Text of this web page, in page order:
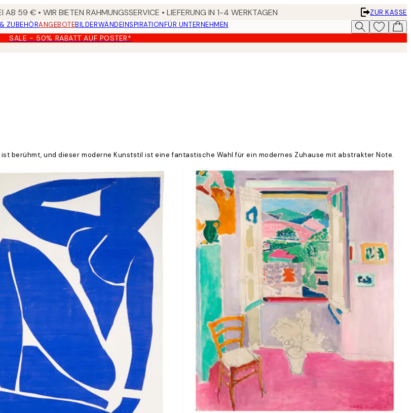
AB 59 € • WIR BIETEN RAHMUNGSSERVICE • LIEFERUNG IN 1-4 WERKTAGEN
ZUR KASSE
ZUBEHÖRANGEBOTEBILDERWÄNDEINSPIRATIONFÜR UNTERNEHMEN
SALE - 50% RABATT AUF POSTER*
berühmt, und dieser moderne Kunststil ist eine fantastische Wahl für ein modernes Zuhause mit abstrakter Note.